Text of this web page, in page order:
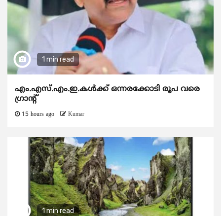
1 min read
എം.എസ്.എം.ഇ.കൾക്ക് ഒന്നരക്കോടി രൂപ വരെ
ഗ്രാന്റ്
15 hours ago Kumar
1 min read